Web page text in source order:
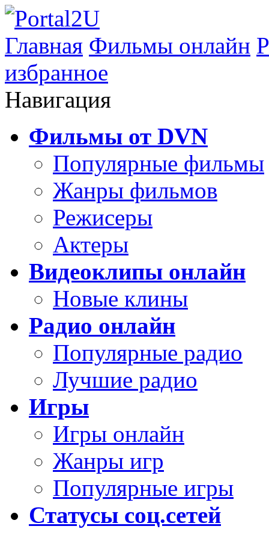
Главная Фильмы онлайн
избранное
Навигация
Фильмы от DVN
Популярные фильмы
Жанры фильмов
Режисеры
Актеры
Видеоклипы онлайн
Новые клины
Радио онлайн
Популярные радио
Лучшие радио
Игры
Игры онлайн
Жанры игр
Популярные игры
Статусы соц.сетей